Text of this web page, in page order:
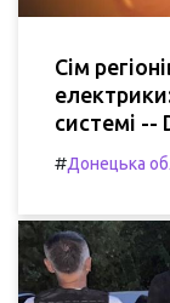
Сім
системі --
#Донецька